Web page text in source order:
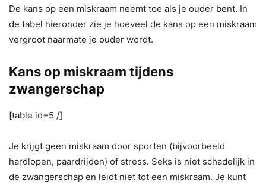
De kans op een miskraam neemt toe als je ouder bent. In
de tabel hieronder zie je hoeveel de kans op een miskraam
vergroot naarmate je ouder wordt.
Kans op miskraam tijdens
zwangerschap
[table id=5 /]
Je krijgt geen miskraam door sporten (bijvoorbeeld
hardlopen, paardrijden) of stress. Seks is niet schadelijk in
de zwangerschap en leidt niet tot een miskraam. Je kunt